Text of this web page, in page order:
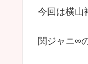
今回は横山
関ジャニ∞